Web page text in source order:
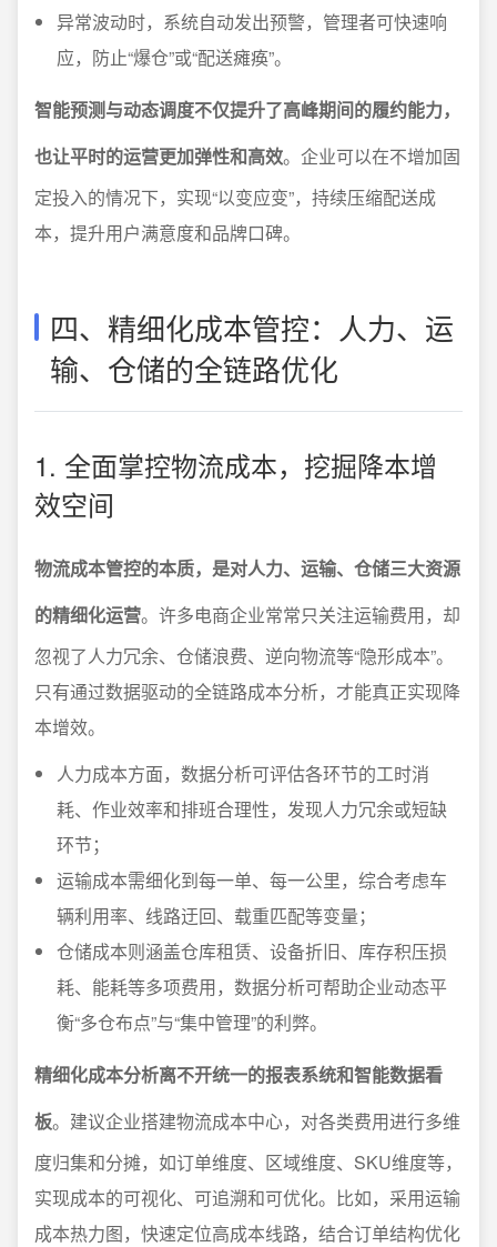
异常波动时，系统自动发出预警，管理者可快速响
应，防止“爆仓”或“配送瘫痪”。
智能预测与动态调度不仅提升了高峰期间的履约能力，
也让平时的运营更加弹性和高效。企业可以在不增加固
定投入的情况下，实现“以变应变”，持续压缩配送成
本，提升用户满意度和品牌口碑。
四、精细化成本管控：人力、运
输、仓储的全链路优化
1. 全面掌控物流成本，挖掘降本增
效空间
物流成本管控的本质，是对人力、运输、仓储三大资源
的精细化运营。许多电商企业常常只关注运输费用，却
忽视了人力冗余、仓储浪费、逆向物流等“隐形成本”。
只有通过数据驱动的全链路成本分析，才能真正实现降
本增效。
人力成本方面，数据分析可评估各环节的工时消
耗、作业效率和排班合理性，发现人力冗余或短缺
环节；
运输成本需细化到每一单、每一公里，综合考虑车
辆利用率、线路迂回、载重匹配等变量；
仓储成本则涵盖仓库租赁、设备折旧、库存积压损
耗、能耗等多项费用，数据分析可帮助企业动态平
衡“多仓布点”与“集中管理”的利弊。
精细化成本分析离不开统一的报表系统和智能数据看
板。建议企业搭建物流成本中心，对各类费用进行多维
度归集和分摊，如订单维度、区域维度、SKU维度等，
实现成本的可视化、可追溯和可优化。比如，采用运输
成本热力图，快速定位高成本线路，结合订单结构优化